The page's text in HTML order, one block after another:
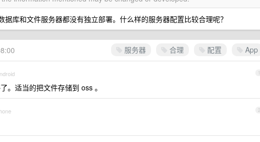
库和文件服务器都没有独立部署。什么样的服务器配置比较合理呢？
服务器 合理 配置 App
1
。适当的把文件存储到 oss 。
2